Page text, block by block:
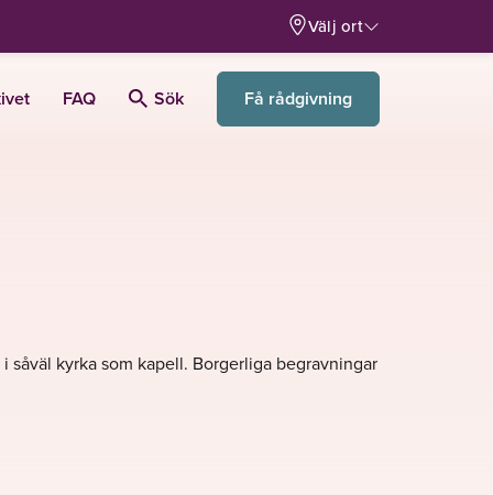
Välj ort
FAQ Sök Få rådgivning
kyrka som kapell. Borgerliga begravningar